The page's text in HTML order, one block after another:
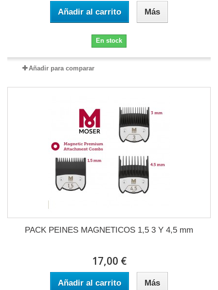
Añadir al carrito Más
En stock
Añadir para comparar
PACK PEINES MAGNETICOS 1,5 3 Y 4,5 mm
17,00 €
Añadir al carrito Más